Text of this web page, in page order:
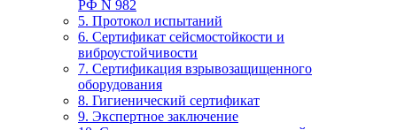
РФ N 982
5. Протокол испытаний
6. Сертификат сейсмостойкости и
виброустойчивости
7. Сертификация взрывозащищенного
оборудования
8. Гигиенический сертификат
9. Экспертное заключение